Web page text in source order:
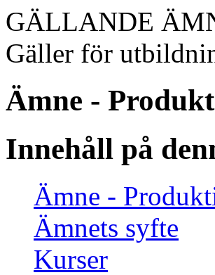
GÄLLANDE
Gäller för
Ämne -
Innehåll på
Ämne -
Ämnets syfte
Kurser